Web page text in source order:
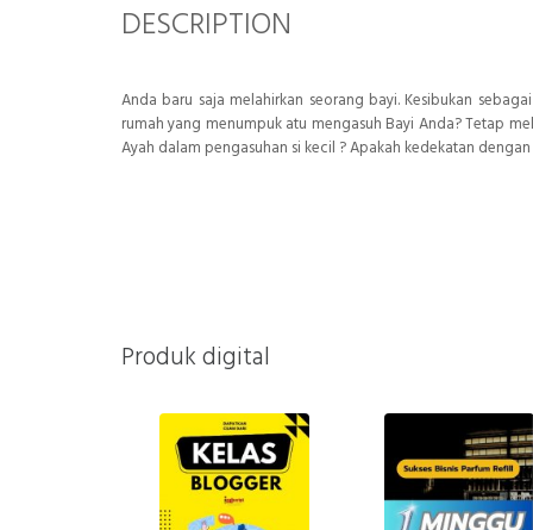
DESCRIPTION
Anda baru saja melahirkan seorang bayi. Kesibukan
rumah yang menumpuk atu mengasuh Bayi Anda? Tetap
Ayah dalam pengasuhan si kecil ? Apakah kedekatan
Produk digital